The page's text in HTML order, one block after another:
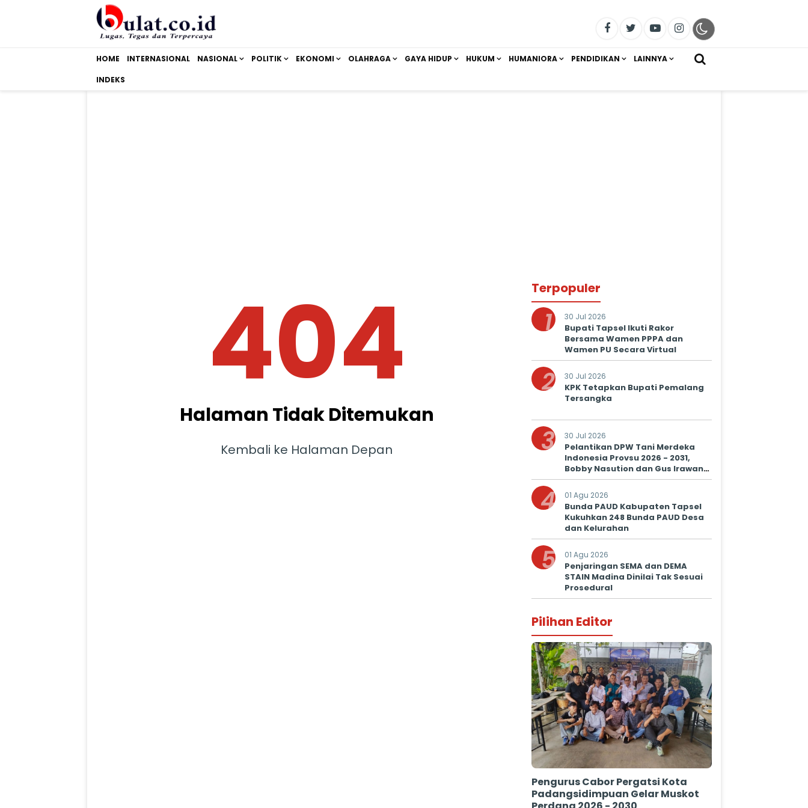
HOME INTERNASIONAL NASIONAL POLITIK EKONOMI OLAHRAGA GAYA HIDUP HUKUM HUMANIORA PENDIDIKAN LAINNYA
INDEKS
404
Halaman Tidak Ditemukan
Kembali ke Halaman Depan
Terpopuler
1 30 Jul 2026
Bupati Tapsel Ikuti Rakor
Bersama Wamen PPPA dan
Wamen PU Secara Virtual
2 30 Jul 2026
KPK Tetapkan Bupati Pemalang
Tersangka
3 30 Jul 2026
Pelantikan DPW Tani Merdeka
Indonesia Provsu 2026 - 2031,
Bobby Nasution dan Gus Irawan
Serukan Kolaborasi Wujudkan
Ketapang dan Kesejahteraan
Petani
4 01 Agu 2026
Bunda PAUD Kabupaten Tapsel
Kukuhkan 248 Bunda PAUD Desa
dan Kelurahan
5 01 Agu 2026
Penjaringan SEMA dan DEMA
STAIN Madina Dinilai Tak Sesuai
Prosedural
Pilihan Editor
Pengurus Cabor Pergatsi Kota
Padangsidimpuan Gelar Muskot